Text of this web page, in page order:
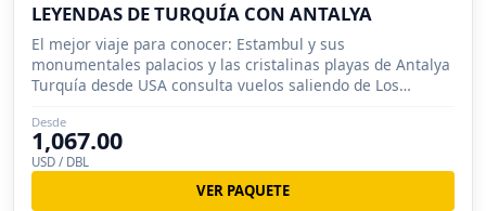
LEYENDAS DE TURQUÍA CON ANTALYA
El mejor viaje para conocer: Estambul y sus
monumentales palacios y las cristalinas playas de Antalya
Turquía desde USA consulta vuelos saliendo de Los
Desde
1,067.00
USD / DBL
VER PAQUETE